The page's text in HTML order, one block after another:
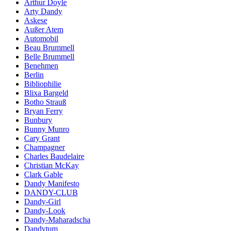
Arthur Doyle
Arty Dandy
Askese
Außer Atem
Automobil
Beau Brummell
Belle Brummell
Benehmen
Berlin
Bibliophilie
Blixa Bargeld
Botho Strauß
Bryan Ferry
Bunbury
Bunny Munro
Cary Grant
Champagner
Charles Baudelaire
Christian McKay
Clark Gable
Dandy Manifesto
DANDY-CLUB
Dandy-Girl
Dandy-Look
Dandy-Maharadscha
Dandytum